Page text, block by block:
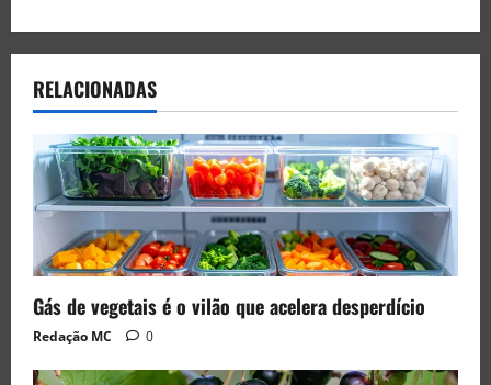
RELACIONADAS
Gás de vegetais é o vilão que acelera desperdício
Redação MC 0